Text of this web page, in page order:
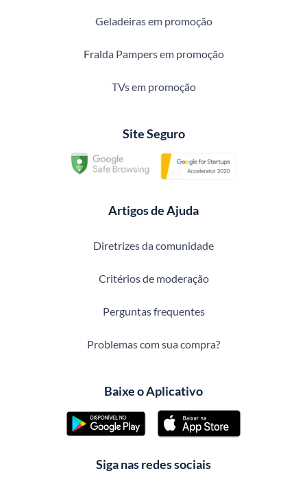
Geladeiras em promoção
Fralda Pampers em promoção
TVs em promoção
Site Seguro
Artigos de Ajuda
Diretrizes da comunidade
Critérios de moderação
Perguntas frequentes
Problemas com sua compra?
Baixe o Aplicativo
Siga nas redes sociais